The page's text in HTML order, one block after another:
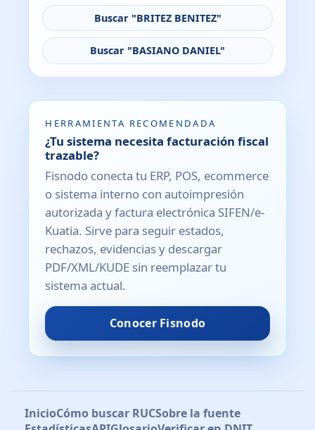
Buscar "BRITEZ BENITEZ"
Buscar "BASIANO DANIEL"
HERRAMIENTA RECOMENDADA
¿Tu sistema necesita facturación fiscal
trazable?
Fisnodo conecta tu ERP, POS, ecommerce
o sistema interno con autoimpresión
autorizada y factura electrónica SIFEN/e-
Kuatia. Sirve para seguir estados,
rechazos, evidencias y descargar
PDF/XML/KUDE sin reemplazar tu
sistema actual.
Conocer Fisnodo
InicioCómo buscar RUCSobre la fuente